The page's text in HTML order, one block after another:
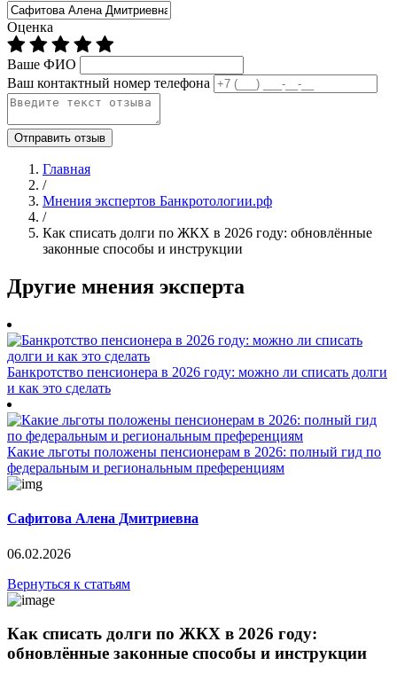
Оценка
Ваше ФИО
Ваш контактный номер телефона
Отправить отзыв
Главная
/
Мнения экспертов Банкротологии.рф
/
Как списать долги по ЖКХ в 2026 году: обновлённые
законные способы и инструкции
Другие мнения эксперта
Банкротство пенсионера в 2026 году: можно ли списать долги
и как это сделать
Какие льготы положены пенсионерам в 2026: полный гид по
федеральным и региональным преференциям
Сафитова Алена Дмитриевна
06.02.2026
Вернуться к статьям
Как списать долги по ЖКХ в 2026 году:
обновлённые законные способы и инструкции